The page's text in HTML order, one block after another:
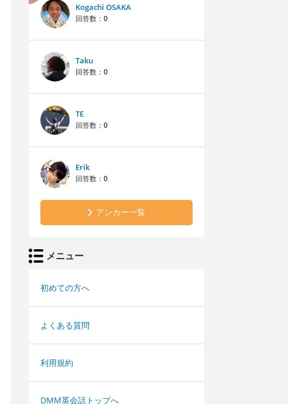
Kogachi OSAKA
回答数： 0
Taku
回答数： 0
TE
回答数： 0
Erik
回答数： 0
アンカー一覧
メニュー
初めての方へ
よくある質問
利用規約
DMM英会話トップへ